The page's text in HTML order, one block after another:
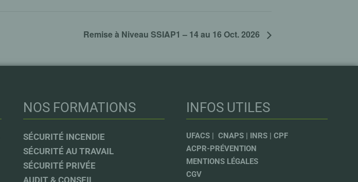
Remise à Niveau SSIAP1 – 14 au 16 Oct. 2026
NOS FORMATIONS
SÉCURITÉ INCENDIE
SÉCURITÉ AU TRAVAIL
SÉCURITÉ PRIVÉE
AUDIT & CONSEIL
INFOS UTILES
UFACS | CNAPS | INRS | CPF
ACPR-PRÉVENTION
MENTIONS LÉGALES
CGV